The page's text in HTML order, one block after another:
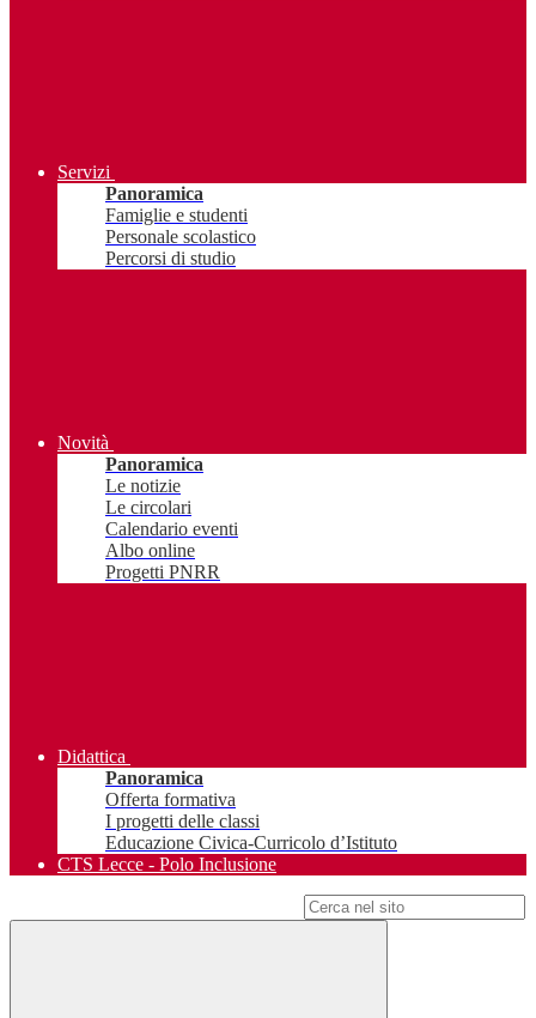
Servizi
Panoramica
Famiglie e studenti
Personale scolastico
Percorsi di studio
Novità
Panoramica
Le notizie
Le circolari
Calendario eventi
Albo online
Progetti PNRR
Didattica
Panoramica
Offerta formativa
I progetti delle classi
Educazione Civica-Curricolo d’Istituto
CTS Lecce - Polo Inclusione